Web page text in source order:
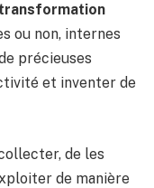
ou non, internes
précieuses
et inventer de
de les
de manière